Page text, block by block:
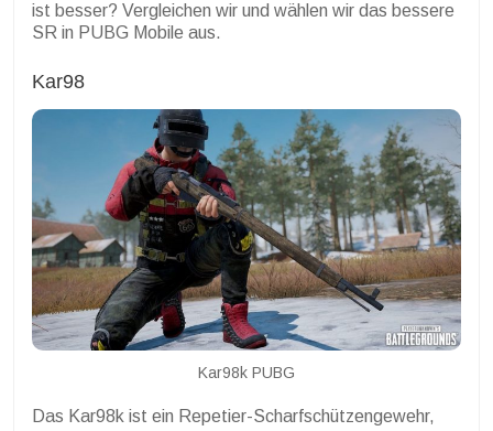
ist besser? Vergleichen wir und wählen wir das bessere
SR in PUBG Mobile aus.
Kar98
Kar98k PUBG
Das Kar98k ist ein Repetier-Scharfschützengewehr,